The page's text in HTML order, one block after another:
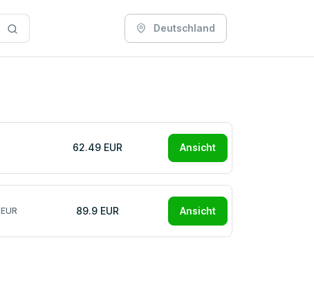
Deutschland
62.49 EUR Ansicht
89.9 EUR Ansicht